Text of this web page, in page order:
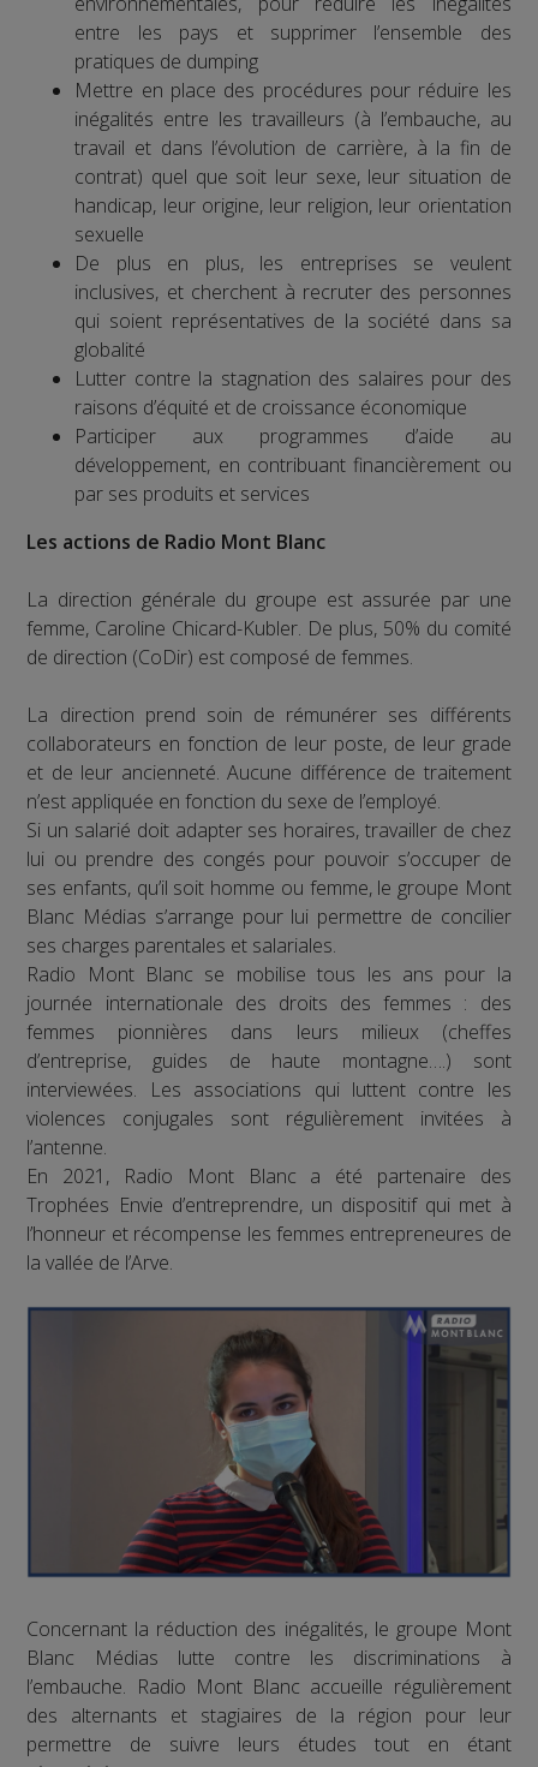
entre les pays et supprimer l’ensemble des
pratiques de dumping
Mettre en place des procédures pour réduire les
inégalités entre les travailleurs (à l’embauche, au
travail et dans l’évolution de carrière, à la fin de
contrat) quel que soit leur sexe, leur situation de
handicap, leur origine, leur religion, leur orientation
sexuelle
De plus en plus, les entreprises se veulent
inclusives, et cherchent à recruter des personnes
qui soient représentatives de la société dans sa
globalité
Lutter contre la stagnation des salaires pour des
raisons d’équité et de croissance économique
Participer aux programmes d’aide au
développement, en contribuant financièrement ou
par ses produits et services
Les actions de Radio Mont Blanc
La direction générale du groupe est assurée par une
femme, Caroline Chicard-Kubler. De plus, 50% du comité
de direction (CoDir) est composé de femmes.
La direction prend soin de rémunérer ses différents
collaborateurs en fonction de leur poste, de leur grade
et de leur ancienneté. Aucune différence de traitement
n’est appliquée en fonction du sexe de l’employé.
Si un salarié doit adapter ses horaires, travailler de chez
lui ou prendre des congés pour pouvoir s’occuper de
ses enfants, qu’il soit homme ou femme, le groupe Mont
Blanc Médias s’arrange pour lui permettre de concilier
ses charges parentales et salariales.
Radio Mont Blanc se mobilise tous les ans pour la
journée internationale des droits des femmes : des
femmes pionnières dans leurs milieux (cheffes
d’entreprise, guides de haute montagne….) sont
interviewées. Les associations qui luttent contre les
violences conjugales sont régulièrement invitées à
l’antenne.
En 2021, Radio Mont Blanc a été partenaire des
Trophées Envie d’entreprendre, un dispositif qui met à
l’honneur et récompense les femmes entrepreneures de
la vallée de l’Arve.
Concernant la réduction des inégalités, le groupe Mont
Blanc Médias lutte contre les discriminations à
l’embauche. Radio Mont Blanc accueille régulièrement
des alternants et stagiaires de la région pour leur
permettre de suivre leurs études tout en étant